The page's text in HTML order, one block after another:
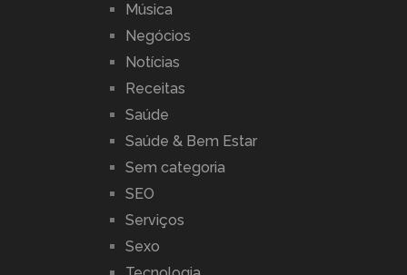
Música
Negócios
Notícias
Receitas
Saúde
Saúde & Bem Estar
Sem categoria
SEO
Serviços
Sexo